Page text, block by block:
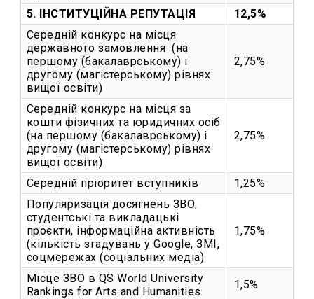
5. ІНСТИТУЦІЙНА РЕПУТАЦІЯ
12,5%
Середній конкурс на місця
державного замовлення (на
першому (бакалаврському) і
другому (магістерському) рівнях
вищої освіти)
2,75%
Середній конкурс на місця за
кошти фізичних та юридичних осіб
(на першому (бакалаврському) і
другому (магістерському) рівнях
вищої освіти)
2,75%
Середній пріоритет вступників
1,25%
Популяризація досягнень ЗВО,
студентські та викладацькі
проєкти, інформаційна активність
(кількість згадувань у Google, ЗМІ,
соцмережах (соціальних медіа)
1,75%
Місце ЗВО в QS World University
Rankings for Arts and Humanities
1,5%